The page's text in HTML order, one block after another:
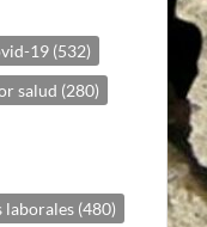
19 (532)
salud (280)
laborales (480)